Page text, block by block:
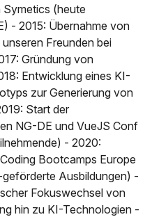
(heute
- 2015: Übernahme von
Freunden bei
Gründung von
Entwicklung eines KI-
zur Generierung von
Start der
NG-DE und VueJS Conf
- 2020:
Bootcamps Europe
Ausbildungen) -
Fokuswechsel von
hin zu KI-Technologien -